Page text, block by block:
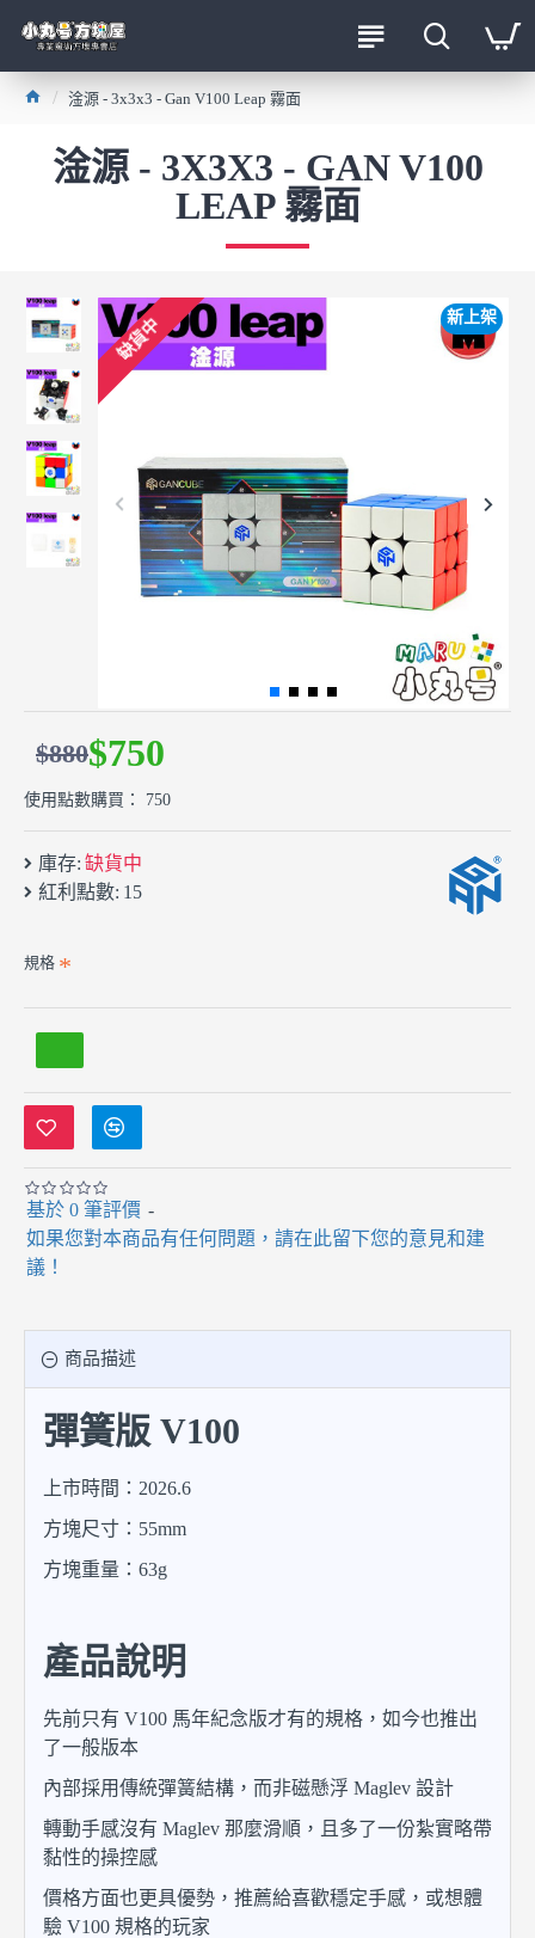
淦源 - 3x3x3 - Gan V100 Leap 霧面
淦源 - 3X3X3 - GAN V100
LEAP 霧面
新上架
缺貨中
庫存: 缺貨中
紅利點數: 15
基於 0 筆評價 -
如果您對本商品有任何問題，請在此留下您的意見和建
議！
$750
$880
使用點數購買： 750
規格
商品描述
彈簧版 V100
上市時間：2026.6
方塊尺寸：55mm
方塊重量：63g
產品說明
先前只有 V100 馬年紀念版才有的規格，如今也推出
了一般版本
內部採用傳統彈簧結構，而非磁懸浮 Maglev 設計
轉動手感沒有 Maglev 那麼滑順，且多了一份紮實略帶
黏性的操控感
價格方面也更具優勢，推薦給喜歡穩定手感，或想體
驗 V100 規格的玩家